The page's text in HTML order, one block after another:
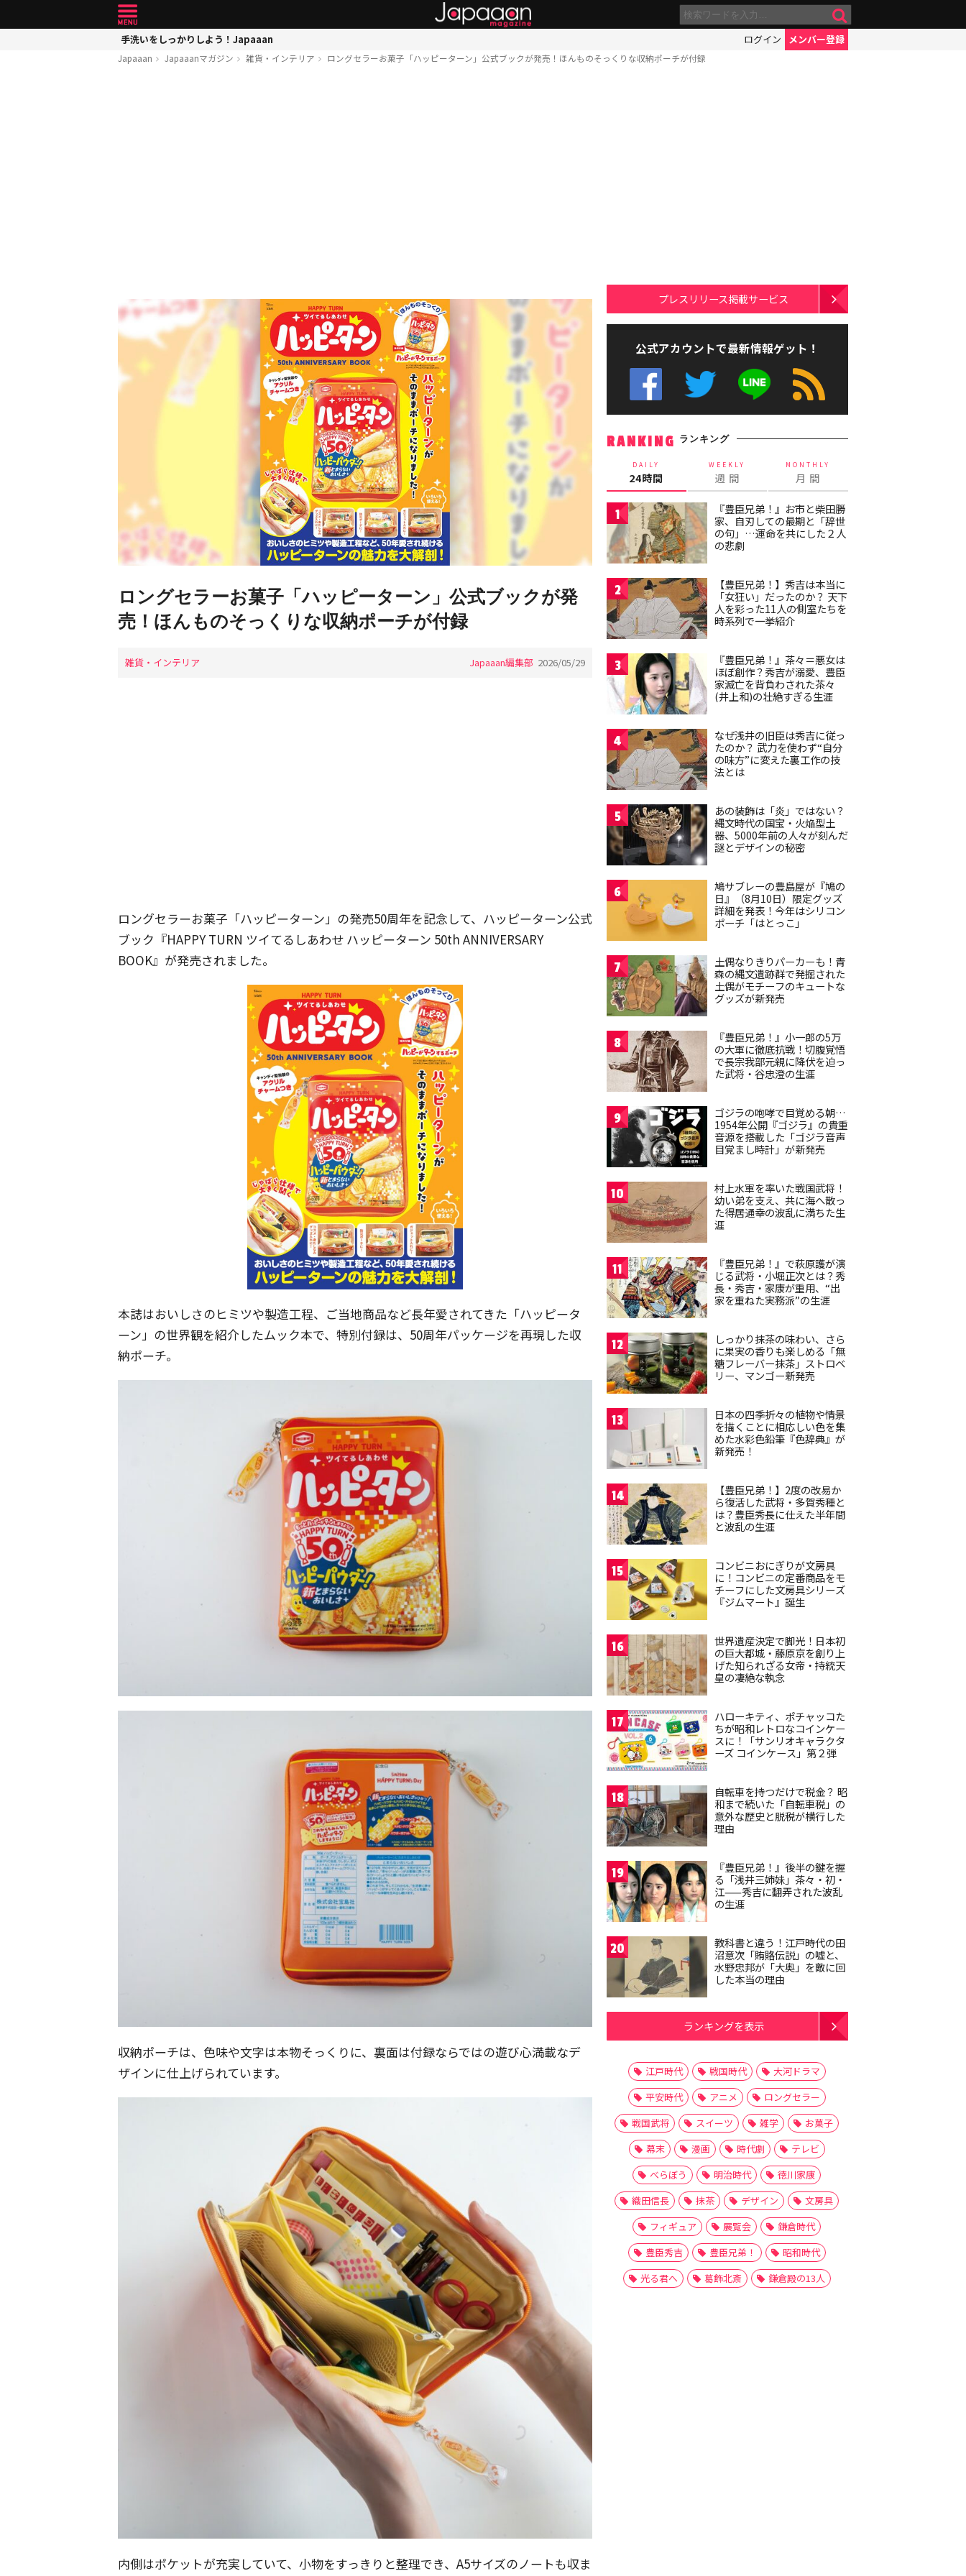
手洗いをしっかりしよう！Japaaan ログイン メンバー登録
Japaaan Japaaanマガジン 雑貨・インテリア ロングセラーお菓子「ハッピーターン」公式ブックが発売！ほんものそっくりな収納ポーチが付録
ロングセラーお菓子「ハッピーターン」公式ブックが発
売！ほんものそっくりな収納ポーチが付録
雑貨・インテリア Japaaan編集部 2026/05/29
ロングセラーお菓子「ハッピーターン」の発売50周年を記念して、ハッピーターン公式
ブック『HAPPY TURN ツイてるしあわせ ハッピーターン 50th ANNIVERSARY
BOOK』が発売されました。
本誌はおいしさのヒミツや製造工程、ご当地商品など長年愛されてきた「ハッピータ
ーン」の世界観を紹介したムック本で、特別付録は、50周年パッケージを再現した収
納ポーチ。
収納ポーチは、色味や文字は本物そっくりに、裏面は付録ならではの遊び心満載なデ
ザインに仕上げられています。
内側はポケットが充実していて、小物をすっきりと整理でき、A5サイズのノートも収ま
プレスリリース掲載サービス
公式アカウントで最新情報ゲット！
RANKING ランキング
DAILY
24時間
WEEKLY
週 間
MONTHLY
月 間
1
『豊臣兄弟！』お市と柴田勝
家、自刃しての最期と「辞世
の句」…運命を共にした２人
の悲劇
2
【豊臣兄弟！】秀吉は本当に
「女狂い」だったのか？ 天下
人を彩った11人の側室たちを
時系列で一挙紹介
3
『豊臣兄弟！』茶々＝悪女は
ほぼ創作？秀吉が溺愛、豊臣
家滅亡を背負わされた茶々
(井上和)の壮絶すぎる生涯
4
なぜ浅井の旧臣は秀吉に従っ
たのか？ 武力を使わず“自分
の味方”に変えた裏工作の技
法とは
5
あの装飾は「炎」ではない？
縄文時代の国宝・火焔型土
器、5000年前の人々が刻んだ
謎とデザインの秘密
6
鳩サブレーの豊島屋が『鳩の
日』（8月10日）限定グッズ
詳細を発表！今年はシリコン
ポーチ「はとっこ」
7
土偶なりきりパーカーも！青
森の縄文遺跡群で発掘された
土偶がモチーフのキュートな
グッズが新発売
8
『豊臣兄弟！』小一郎の5万
の大軍に徹底抗戦！切腹覚悟
で長宗我部元親に降伏を迫っ
た武将・谷忠澄の生涯
9
ゴジラの咆哮で目覚める朝…
1954年公開『ゴジラ』の貴重
音源を搭載した「ゴジラ音声
目覚まし時計」が新発売
10
村上水軍を率いた戦国武将！
幼い弟を支え、共に海へ散っ
た得居通幸の波乱に満ちた生
涯
11
『豊臣兄弟！』で萩原護が演
じる武将・小堀正次とは？秀
長・秀吉・家康が重用、“出
家を重ねた実務派”の生涯
12
しっかり抹茶の味わい、さら
に果実の香りも楽しめる「無
糖フレーバー抹茶」ストロベ
リー、マンゴー新発売
13
日本の四季折々の植物や情景
を描くことに相応しい色を集
めた水彩色鉛筆『色辞典』が
新発売！
14
【豊臣兄弟！】2度の改易か
ら復活した武将・多賀秀種と
は？豊臣秀長に仕えた半年間
と波乱の生涯
15
コンビニおにぎりが文房具
に！コンビニの定番商品をモ
チーフにした文房具シリーズ
『ジムマート』誕生
16
世界遺産決定で脚光！日本初
の巨大都城・藤原京を創り上
げた知られざる女帝・持統天
皇の凄絶な執念
17
ハローキティ、ポチャッコた
ちが昭和レトロなコインケー
スに！「サンリオキャラクタ
ーズ コインケース」第２弾
18
自転車を持つだけで税金？ 昭
和まで続いた「自転車税」の
意外な歴史と脱税が横行した
理由
19
『豊臣兄弟！』後半の鍵を握
る「浅井三姉妹」茶々・初・
江——秀吉に翻弄された波乱
の生涯
20
教科書と違う！江戸時代の田
沼意次「賄賂伝説」の嘘と、
水野忠邦が「大奥」を敵に回
した本当の理由
ランキングを表示
江戸時代 戦国時代
大河ドラマ
平安時代
アニメ
ロングセラー
戦国武将
スイーツ 雑学
お菓子
幕末
漫画 時代劇
テレビ
べらぼう
明治時代
徳川家康
織田信長
抹茶 デザイン
文房具
フィギュア
展覧会
鎌倉時代
豊臣秀吉
豊臣兄弟！
昭和時代
光る君へ
葛飾北斎 鎌倉殿の13人